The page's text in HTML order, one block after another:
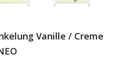
Vanille / Creme